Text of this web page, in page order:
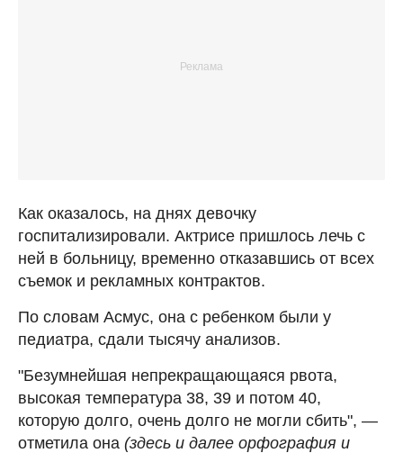
Как оказалось, на днях девочку
госпитализировали. Актрисе пришлось лечь с
ней в больницу, временно отказавшись от всех
съемок и рекламных контрактов.
По словам Асмус, она с ребенком были у
педиатра, сдали тысячу анализов.
"Безумнейшая непрекращающаяся рвота,
высокая температура 38, 39 и потом 40,
которую долго, очень долго не могли сбить", —
отметила она (здесь и далее орфография и